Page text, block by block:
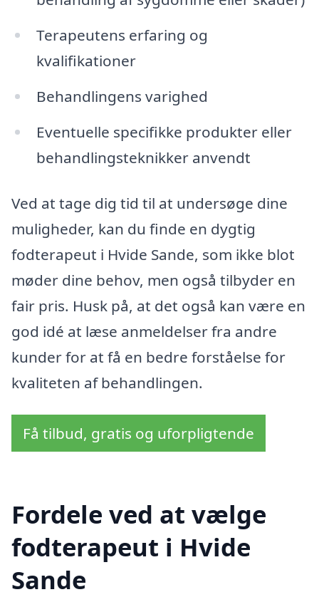
Terapeutens erfaring og
kvalifikationer
Behandlingens varighed
Eventuelle specifikke produkter eller
behandlingsteknikker anvendt
Ved at tage dig tid til at undersøge dine
muligheder, kan du finde en dygtig
fodterapeut i Hvide Sande, som ikke blot
møder dine behov, men også tilbyder en
fair pris. Husk på, at det også kan være en
god idé at læse anmeldelser fra andre
kunder for at få en bedre forståelse for
kvaliteten af behandlingen.
Få tilbud, gratis og uforpligtende
Fordele ved at vælge
fodterapeut i Hvide
Sande